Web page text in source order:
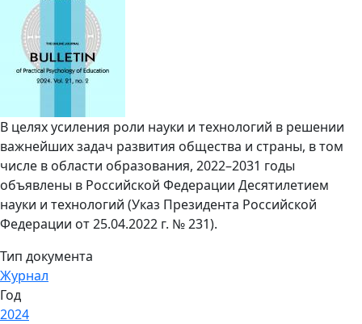
В целях усиления роли науки и технологий в решении
важнейших задач развития общества и страны, в том
числе в области образования, 2022–2031 годы
объявлены в Российской Федерации Десятилетием
науки и технологий (Указ Президента Российской
Федерации от 25.04.2022 г. № 231).
Тип документа
Журнал
Год
2024